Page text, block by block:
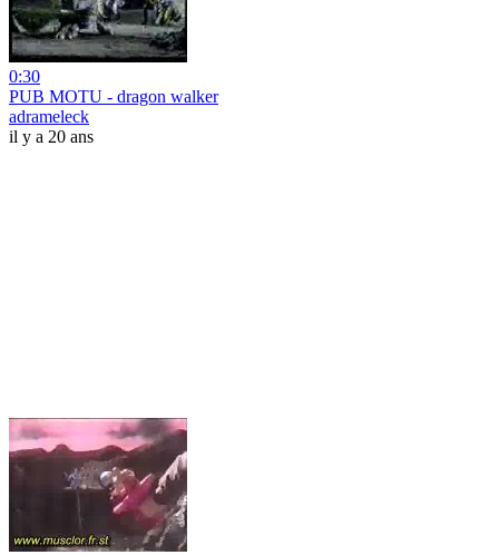
0:30
PUB MOTU - dragon walker
adrameleck
il y a 20 ans